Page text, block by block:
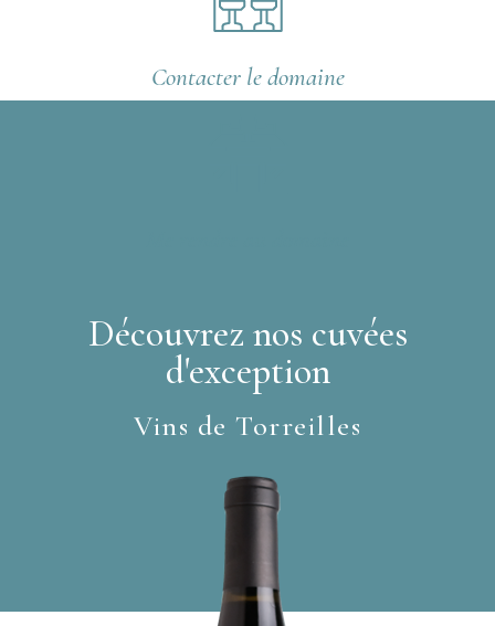
Contacter le domaine
Découvrez nos cuvées
d'exception
Vins de Torreilles